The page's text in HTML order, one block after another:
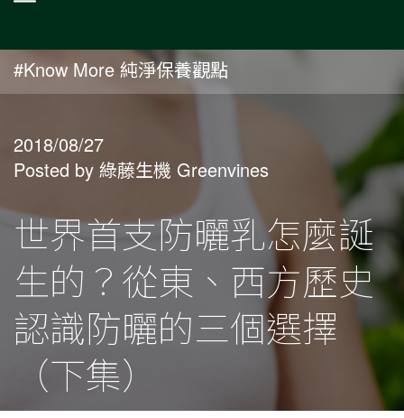
2018/08/27
Posted by 綠藤生機 Greenvines
#Know More 純淨保養觀點
世界首支防曬乳怎麼誕
生的？從東、西方歷史
認識防曬的三個選擇
（下集）